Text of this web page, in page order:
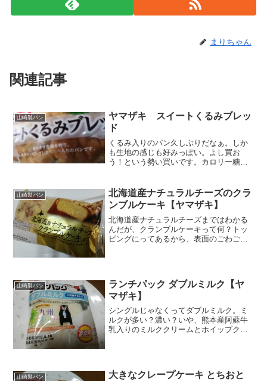
まりちゃん
関連記事
山崎製パン
ヤマザキ スイートくるみブレッ
ド
くるみ入りのパン久しぶりだなぁ。しか
も生地の感じも好みっぽい。よし買お
う！という勢い買いです。カロリー糖質
の良いお兄さんがヤマザキのパンのおす
すめ動画がアップされてま...
山崎製パン
北海道産ナチュラルチーズのクラ
ンブルケーキ【ヤマザキ】
北海道産ナチュラルチーズまではわかる
んだが、クランブルケーキって何？トッ
ピングにってあるから、表面のごわごわ
山崎製パン
ランチパック ダブルミルク【ヤ
マザキ】
シングルじゃなくってダブルミルク。ミ
ルクが多い？濃い？いや、熊本産阿蘇牛
乳入りのミルククリームとホイップクリ
じじゃないとだめ。もっち...
山崎製パン
大きなクレープケーキ とちおと